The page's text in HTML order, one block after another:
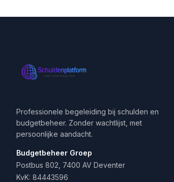
Professionele begeleiding bij schulden en
budgetbeheer. Zonder wachtlijst, met
persoonlijke aandacht.
Budgetbeheer Groep
Postbus 802, 7400 AV Deventer
KvK: 84443596